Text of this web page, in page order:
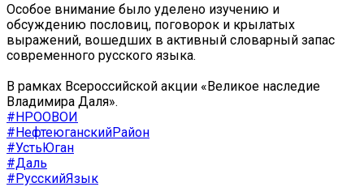
Особое внимание было уделено изучению и
обсуждению пословиц, поговорок и крылатых
выражений, вошедших в активный словарный запас
современного русского языка.
В рамках Всероссийской акции «Великое наследие
Владимира Даля».
#НРООВОИ
#НефтеюганскийРайон
#УстьЮган
#Даль
#РусскийЯзык